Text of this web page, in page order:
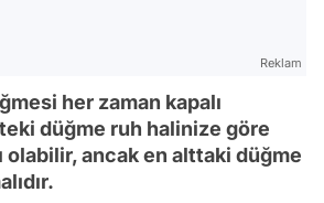
Reklam
her zaman kapalı
düğme ruh halinize göre
olabilir, ancak en alttaki düğme